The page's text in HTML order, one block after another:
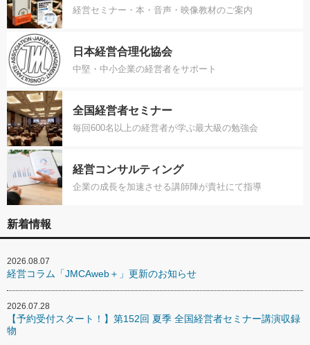
経営セミナー・本・音声・映像教材のご案内
日本経営合理化協会
中堅・中小企業の経営者をサポート
全国経営者セミナー
毎回600名以上の経営者が学ぶ最大級の勉強会
経営コンサルティング
企業の成長を加速させる講師陣が貴社にて指導
新着情報
2026.08.07
経営コラム「JMCAweb＋」更新のお知らせ
2026.07.28
【予約受付スタート！】第152回 夏季 全国経営者セミナー講演収録
物